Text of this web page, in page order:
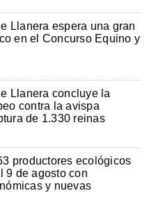
Llanera espera una gran
en el Concurso Equino y
Llanera concluye la
contra la avispa
de 1.330 reinas
productores ecológicos
9 de agosto con
y nuevas